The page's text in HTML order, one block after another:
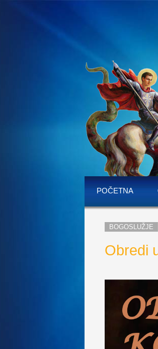
POČETNA
BOGOSLUŽJE
Obredi